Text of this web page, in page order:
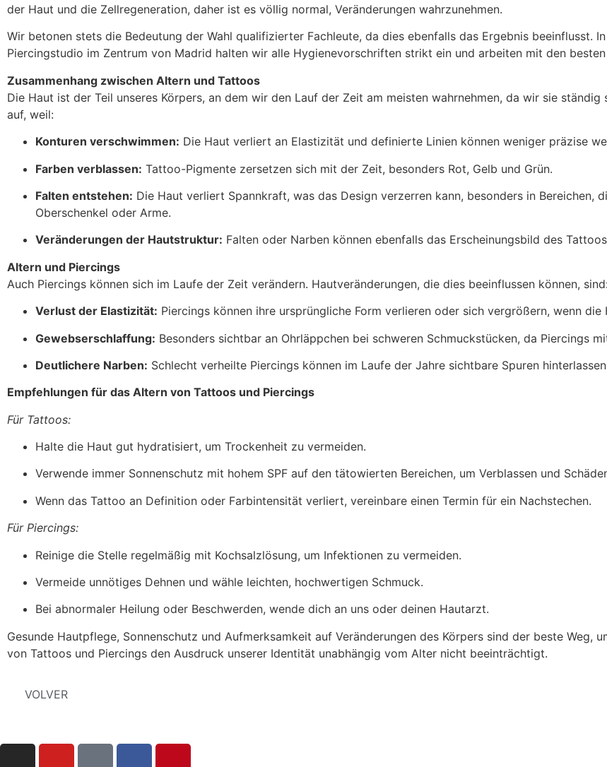
der Haut und die Zellregeneration, daher ist es völlig normal, Veränderungen wahrzunehmen.
Wir betonen stets die Bedeutung der Wahl qualifizierter Fachleute, da dies ebenfalls das Ergebnis beeinflusst.
Piercingstudio im Zentrum von Madrid halten wir alle Hygienevorschriften strikt ein und arbeiten mit den besten
Zusammenhang zwischen Altern und Tattoos
Die Haut ist der Teil unseres Körpers, an dem wir den Lauf der Zeit am meisten wahrnehmen, da wir sie
auf, weil:
Konturen verschwimmen: Die Haut verliert an Elastizität und definierte Linien können weniger präzise
Farben verblassen: Tattoo-Pigmente zersetzen sich mit der Zeit, besonders Rot, Gelb und Grün.
Falten entstehen: Die Haut verliert Spannkraft, was das Design verzerren kann, besonders in Bereichen,
Oberschenkel oder Arme.
Veränderungen der Hautstruktur: Falten oder Narben können ebenfalls das Erscheinungsbild des
Altern und Piercings
Auch Piercings können sich im Laufe der Zeit verändern. Hautveränderungen, die dies beeinflussen können, sind:
Verlust der Elastizität: Piercings können ihre ursprüngliche Form verlieren oder sich vergrößern, wenn
Gewebserschlaffung: Besonders sichtbar an Ohrläppchen bei schweren Schmuckstücken, da Piercings
Deutlichere Narben: Schlecht verheilte Piercings können im Laufe der Jahre sichtbare Spuren
Empfehlungen für das Altern von Tattoos und Piercings
Für Tattoos:
Halte die Haut gut hydratisiert, um Trockenheit zu vermeiden.
Verwende immer Sonnenschutz mit hohem SPF auf den tätowierten Bereichen, um Verblassen und
Wenn das Tattoo an Definition oder Farbintensität verliert, vereinbare einen Termin für ein Nachstechen.
Für Piercings:
Reinige die Stelle regelmäßig mit Kochsalzlösung, um Infektionen zu vermeiden.
Vermeide unnötiges Dehnen und wähle leichten, hochwertigen Schmuck.
Bei abnormaler Heilung oder Beschwerden, wende dich an uns oder deinen Hautarzt.
Gesunde Hautpflege, Sonnenschutz und Aufmerksamkeit auf Veränderungen des Körpers sind der beste Weg,
von Tattoos und Piercings den Ausdruck unserer Identität unabhängig vom Alter nicht beeinträchtigt.
VOLVER